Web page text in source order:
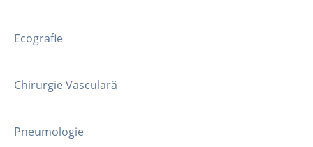
Ecografie
Chirurgie Vasculară
Pneumologie